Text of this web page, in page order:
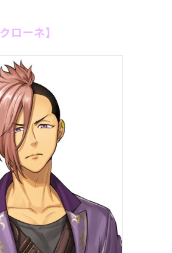
クローネ】